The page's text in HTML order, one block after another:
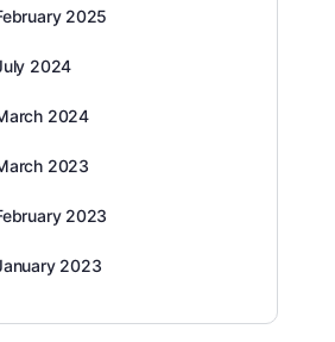
2025
2024
2024
2023
2023
2023